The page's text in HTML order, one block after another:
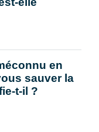
en
sauver la
t-il ?